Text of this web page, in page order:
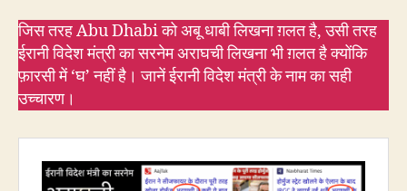
जिस तरह Abu Dhabi को अबू धाबी लिखना ग़लत है, उसी तरह
ईरानी विदेश मंत्री का सरनेम अराघची लिखना भी ग़लत है क्योंकि
फ़ारसी में ‘घ’ नहीं है। जानें ईरानी विदेश मंत्री के नाम का सही
उच्चारण।